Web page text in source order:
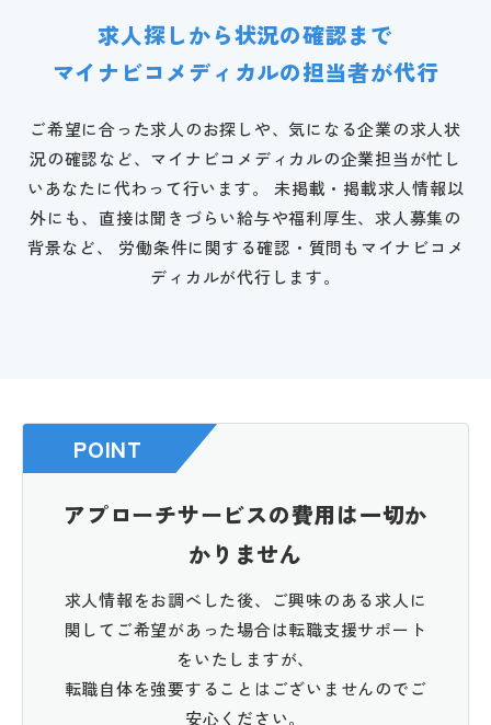
求人探しから状況の確認まで
マイナビコメディカルの担当者が代行
ご希望に合った求人のお探しや、気になる企業の求人状
況の確認など、マイナビコメディカルの企業担当が忙し
いあなたに代わって行います。
未掲載・掲載求人情報以
外にも、直接は聞きづらい給与や福利厚生、求人募集の
背景など、
労働条件に関する確認・質問もマイナビコメ
ディカルが代行します。
POINT
アプローチサービスの費用は一切か
かりません
求人情報をお調べした後、ご興味のある求人に
関してご希望があった場合は転職支援サポート
をいたしますが、
転職自体を強要することはございませんのでご
安心ください。